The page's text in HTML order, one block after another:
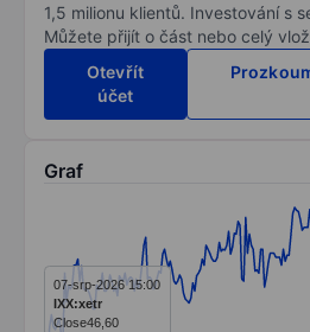
1,5 milionu klientů. Investování s
Můžete přijít o část nebo celý
Otevřít
účet
Graf
Line chart with 219 data
The chart has 1 X axis
The chart has 1 Y axis
07-srp-2026 15:00
IXX:xetr
Close46,60